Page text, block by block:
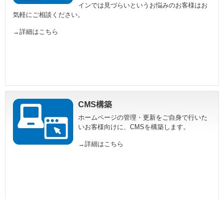
インでは見づらいというお悩みのお客様はお
気軽にご相談ください。
→詳細はこちら
CMS構築
ホームページの管理・更新をご自身で行いた
いお客様向けに、CMSを構築します。
→詳細はこちら